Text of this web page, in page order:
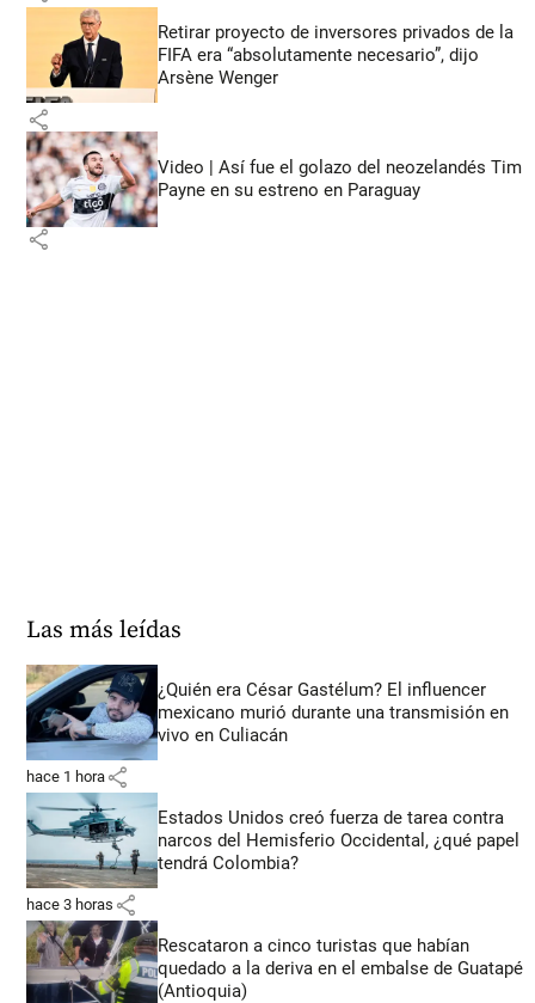
Retirar proyecto de inversores privados de la
FIFA era “absolutamente necesario”, dijo
Arsène Wenger
share
Video | Así fue el golazo del neozelandés Tim
Payne en su estreno en Paraguay
share
Las más leídas
¿Quién era César Gastélum? El influencer
mexicano murió durante una transmisión en
vivo en Culiacán
hace 1 hora share
Estados Unidos creó fuerza de tarea contra
narcos del Hemisferio Occidental, ¿qué papel
tendrá Colombia?
hace 3 horas share
Rescataron a cinco turistas que habían
quedado a la deriva en el embalse de Guatapé
(Antioquia)